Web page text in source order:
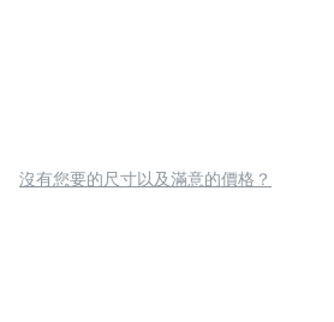
沒有您要的尺寸以及滿意的價格？